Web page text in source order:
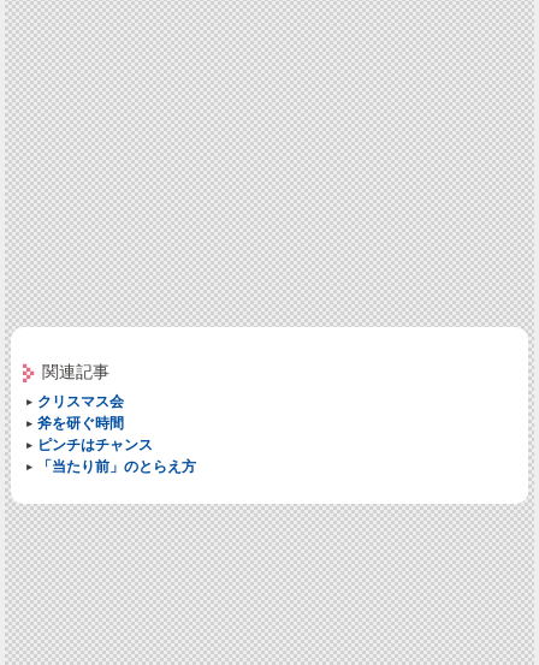
関連記事
クリスマス会
斧を研ぐ時間
ピンチはチャンス
「当たり前」のとらえ方